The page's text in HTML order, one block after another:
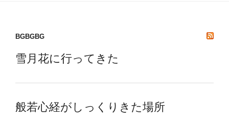
BGBGBG
雪月花に行ってきた
般若心経がしっくりきた場所